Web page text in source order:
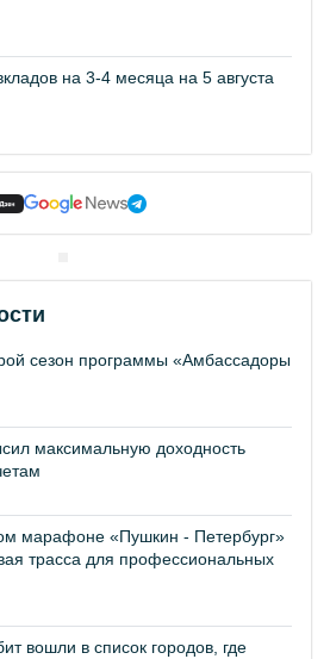
на 3-4 месяца на 5 августа
сезон программы «Амбассадоры
максимальную доходность
марафоне «Пушкин - Петербург»
трасса для профессиональных
вошли в список городов, где